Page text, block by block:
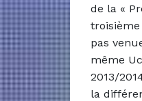
de la «
troisième
pas
même
2013/
la